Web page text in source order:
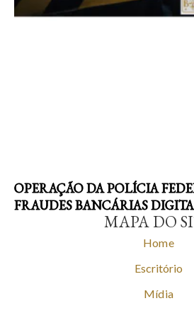
OPERAÇÃO DA POLÍCIA
FRAUDES BANCÁRIAS
MAPA DO
Home
Escritório
Mídia